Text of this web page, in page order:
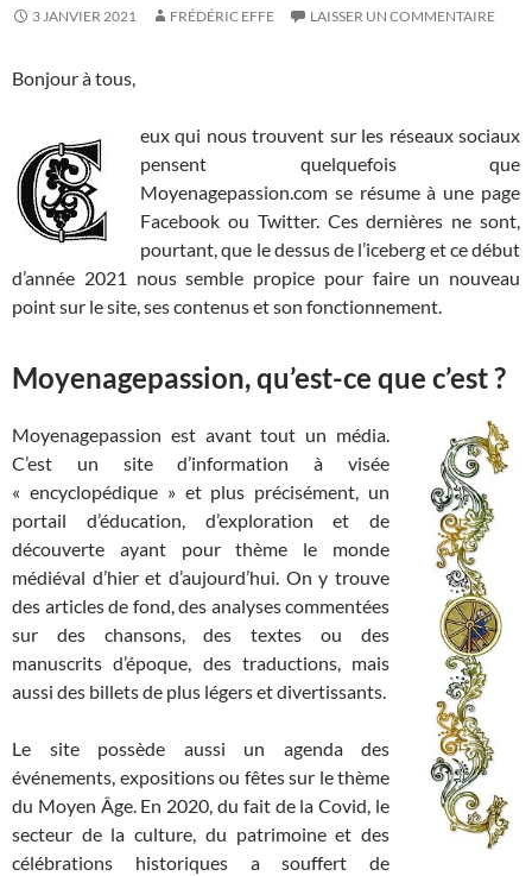
3 JANVIER 2021 FRÉDÉRIC EFFE LAISSER UN COMMENTAIRE
Bonjour à tous,
eux qui nous trouvent sur les réseaux sociaux
pensent quelquefois que
Moyenagepassion.com se résume à une page
Facebook ou Twitter. Ces dernières ne sont,
pourtant, que le dessus de l’iceberg et ce début
d’année 2021 nous semble propice pour faire un nouveau
point sur le site, ses contenus et son fonctionnement.
Moyenagepassion, qu’est-ce que c’est ?
Moyenagepassion est avant tout un média.
C’est un site d’information à visée
« encyclopédique » et plus précisément, un
portail d’éducation, d’exploration et de
découverte ayant pour thème le monde
médiéval d’hier et d’aujourd’hui. On y trouve
des articles de fond, des analyses commentées
sur des chansons, des textes ou des
manuscrits d’époque, des traductions, mais
aussi des billets de plus légers et divertissants.
Le site possède aussi un agenda des
événements, expositions ou fêtes sur le thème
du Moyen Âge. En 2020, du fait de la Covid, le
secteur de la culture, du patrimoine et des
célébrations historiques a souffert de